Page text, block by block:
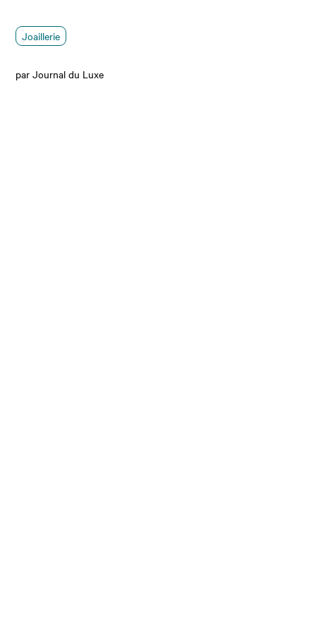
Joaillerie
par Journal du Luxe